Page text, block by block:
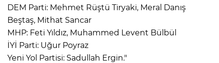
DEM Parti: Mehmet Rüştü Tiryaki, Meral Danış
Beştaş, Mithat Sancar
MHP: Feti Yıldız, Muhammed Levent Bülbül
İYİ Parti: Uğur Poyraz
Yeni Yol Partisi: Sadullah Ergin."